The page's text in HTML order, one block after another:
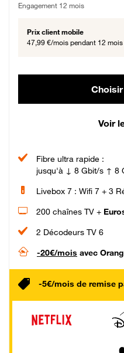
Engagement 12 mois
Prix client mobile
47,99 €/mois pendant 12
Voir
Fibre ultra rapide :
jusqu'à ↓ 8 Gbit/s ↑ 8
Livebox 7 : Wifi 7 + 3
200 chaînes TV +
2 Décodeurs TV 6
-20€/mois avec
-5€/mois de remise